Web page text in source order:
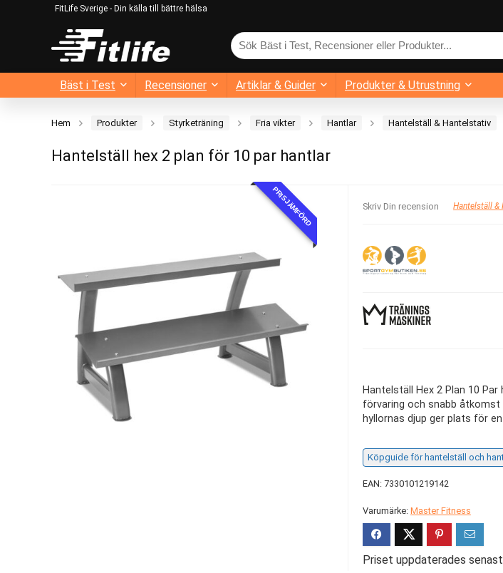
FitLife Sverige - Din källa till bättre hälsa
Bäst i Test Recensioner Artiklar & Guider Produkter & Utrustning
Hem Produkter Styrketräning Fria vikter Hantlar Hantelställ & Hantelstativ
Hantelställ hex 2 plan för 10 par hantlar
PRISJÄMFÖRD Skriv Din recension Hantelställ &
Hantelställ Hex 2 Plan 10
förvaring och snabb åtkomst
hyllornas djup ger plats för
Köpguide för hantelställ och
EAN: 7330101219142
Varumärke: Master Fitness
Priset uppdaterades